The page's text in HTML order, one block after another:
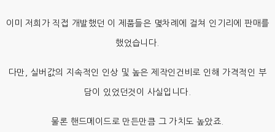
이미 저희가 직접 개발했던 이 제품들은 몇차례에 걸쳐 인기리에 판매를
했었습니다.
다만, 실버값의 지속적인 인상 및 높은 제작인건비로 인해 가격적인 부
담이 있었던것이 사실입니다.
물론 핸드메이드로 만든만큼 그 가치도 높았죠.